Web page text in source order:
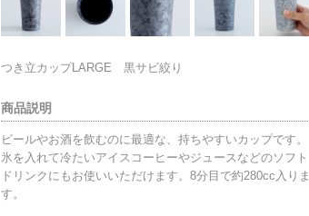
つき立カップLARGE 黒サビ絞り
商品説明
ビールやお酒を飲むのに最適な、持ちやすいカップです。
氷を入れて冷たいアイスコーヒーやジュースなどのソフト
ドリンクにもお使いいただけます。8分目で約280cc入りま
す。